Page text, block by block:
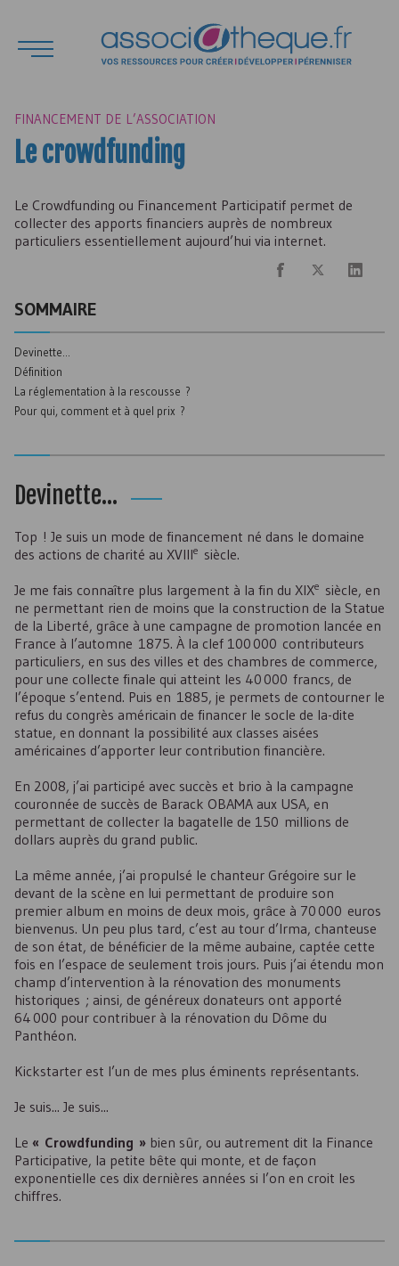
FINANCEMENT DE L’ASSOCIATION
Le crowdfunding
Le Crowdfunding ou Financement Participatif permet de
collecter des apports financiers auprès de nombreux
particuliers essentiellement aujourd’hui via internet.
SOMMAIRE
Devinette...
Définition
La réglementation à la rescousse ?
Pour qui, comment et à quel prix ?
Devinette...
Top ! Je suis un mode de financement né dans le domaine
des actions de charité au XVIIIe siècle.
Je me fais connaître plus largement à la fin du XIXe siècle, en
ne permettant rien de moins que la construction de la Statue
de la Liberté, grâce à une campagne de promotion lancée en
France à l’automne 1875. À la clef 100 000 contributeurs
particuliers, en sus des villes et des chambres de commerce,
pour une collecte finale qui atteint les 40 000 francs, de
l’époque s’entend. Puis en 1885, je permets de contourner le
refus du congrès américain de financer le socle de la-dite
statue, en donnant la possibilité aux classes aisées
américaines d’apporter leur contribution financière.
En 2008, j’ai participé avec succès et brio à la campagne
couronnée de succès de Barack OBAMA aux USA, en
permettant de collecter la bagatelle de 150 millions de
dollars auprès du grand public.
La même année, j’ai propulsé le chanteur Grégoire sur le
devant de la scène en lui permettant de produire son
premier album en moins de deux mois, grâce à 70 000 euros
bienvenus. Un peu plus tard, c’est au tour d’Irma, chanteuse
de son état, de bénéficier de la même aubaine, captée cette
fois en l’espace de seulement trois jours. Puis j’ai étendu mon
champ d’intervention à la rénovation des monuments
historiques ; ainsi, de généreux donateurs ont apporté
64 000 pour contribuer à la rénovation du Dôme du
Panthéon.
Kickstarter est l’un de mes plus éminents représentants.
Je suis... Je suis...
Le « Crowdfunding » bien sûr, ou autrement dit la Finance
Participative, la petite bête qui monte, et de façon
exponentielle ces dix dernières années si l’on en croit les
chiffres.